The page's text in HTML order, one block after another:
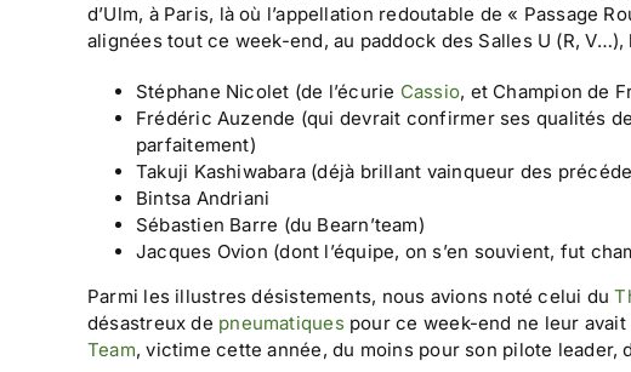
d’Ulm, à Paris, là où l’appellation redoutable de « Passage
alignées tout ce week-end, au paddock des Salles U (R,
Stéphane Nicolet (de l’écurie Cassio, et Champion de
Frédéric Auzende (qui devrait confirmer ses qualités
parfaitement)
Takuji Kashiwabara (déjà brillant vainqueur des
Bintsa Andriani
Sébastien Barre (du Bearn’team)
Jacques Ovion (dont l’équipe, on s’en souvient, fut
Parmi les illustres désistements, nous avions noté celui du
désastreux de pneumatiquespour ce week-end ne leur avait
Team, victime cette année, du moins pour son pilote leader,